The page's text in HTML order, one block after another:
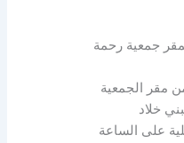
خلاد
على الساعة